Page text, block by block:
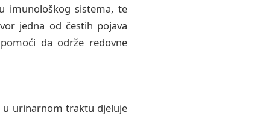
imunološkog sistema, te
jedna od čestih pojava
da održe redovne
u urinarnom traktu djeluje